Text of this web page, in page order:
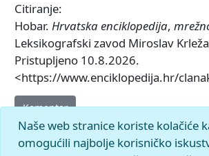
Citiranje:
Hobar. Hrvatska enciklopedija,
Leksikografski zavod Miroslav
Pristupljeno 10.8.2026.
<https://www.enciklopedija.hr/
Komentar
Naše web stranice koriste kolačiće
omogućili najbolje korisničko